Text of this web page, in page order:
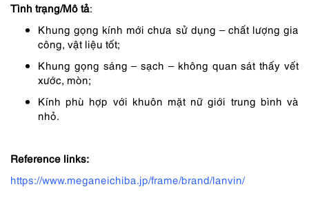
Tình trạng/Mô tả:
Khung gọng kính mới chưa sử dụng – chất lượng gia
công, vật liệu tốt;
Khung gọng sáng – sạch – không quan sát thấy vết
xước, mòn;
Kính phù hợp với khuôn mặt nữ giới trung bình và
nhỏ.
Reference links:
https://www.meganeichiba.jp/frame/brand/lanvin/